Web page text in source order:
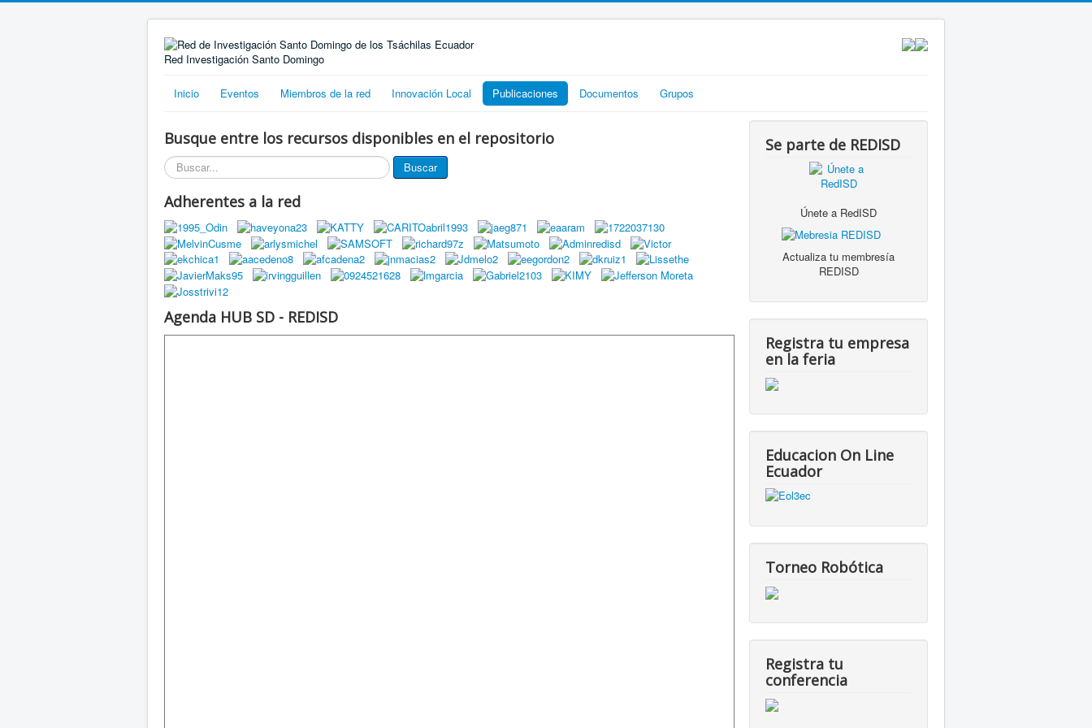
Red Investigación Santo Domingo
Inicio Eventos Miembros de la red Innovación Local Publicaciones Documentos Grupos
Busque entre los recursos disponibles en el repositorio
Buscar... Buscar
Adherentes a la red
Agenda HUB SD - REDISD
Se parte de REDISD
Únete a RedISD
Actualiza tu membresía
REDISD
Registra tu empresa
en la feria
Educacion On Line
Ecuador
Torneo Robótica
Registra tu
conferencia